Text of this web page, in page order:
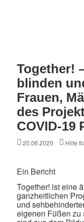
Together!
blinden
Frauen,
des
COVID-19
Posted
20.06.2020 Author
Hilfe
Ein Bericht
Together! ist eine
ganzheitlichen
und
eigenen Füßen zu